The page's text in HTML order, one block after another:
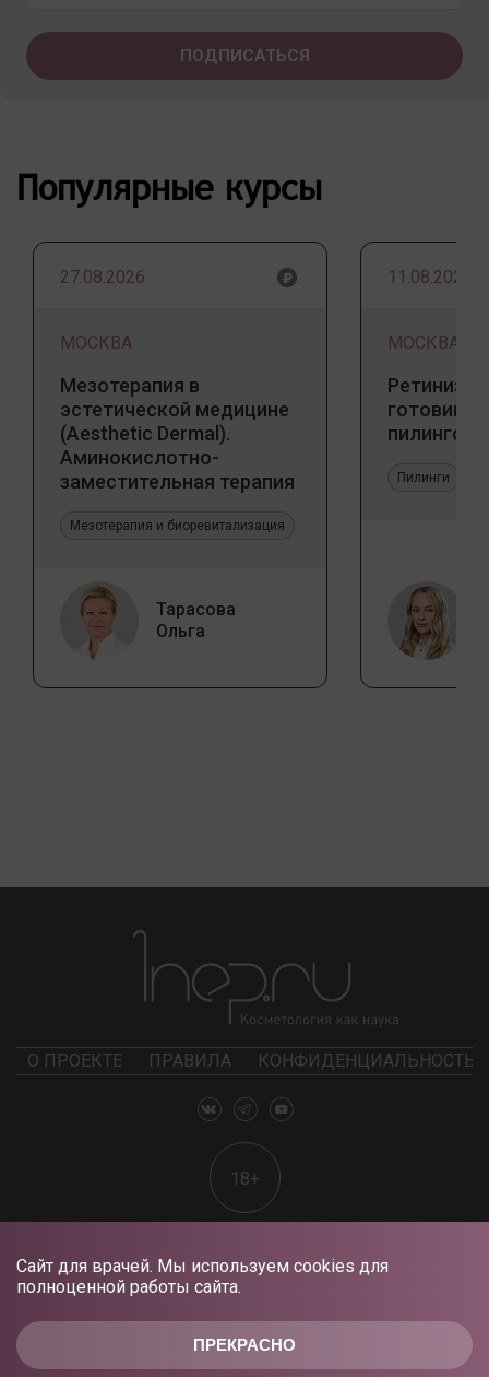
ПРЕКРАСНО
Сайт для врачей. Мы используем cookies для
полноценной работы сайта.
Популярные курсы
27.08.2026
МОСКВА
Мезотерапия в
эстетической медицине
(Aesthetic Dermal).
Аминокислотно-
заместительная терапия
Мезотерапия и биоревитализация
Тарасова
Ольга
11.08.2026
МОСКВА
готовим
пилингов
Пилинги
О ПРОЕКТЕ ПРАВИЛА КОНФИДЕНЦИАЛЬНОСТЬ
18+